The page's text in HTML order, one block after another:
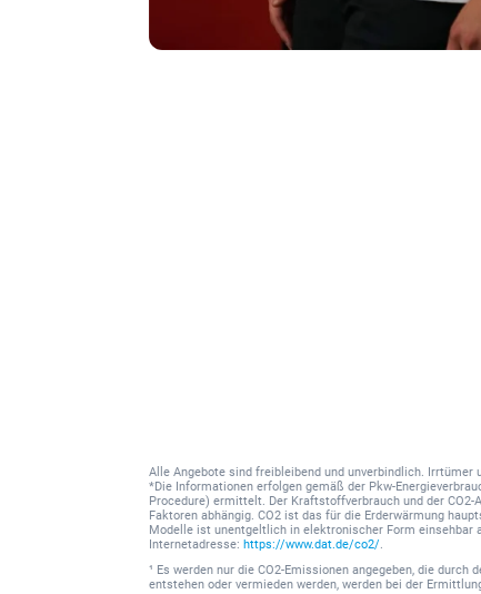
Alle Angebote sind freibleibend und unverbindlich.
*Die Informationen erfolgen gemäß der Pkw-
Procedure) ermittelt. Der Kraftstoffverbrauch und der
Faktoren abhängig. CO2 ist das für die Erderwärmung
Modelle ist unentgeltlich in elektronischer Form einsehbar
Internetadresse:https://www.dat.de/co2/.
¹ Es werden nur die CO2-Emissionen angegeben, die
entstehen oder vermieden werden, werden bei der